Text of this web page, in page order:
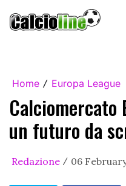
Home / Europa League
Calciomercato
un futuro da
Redazione / 06